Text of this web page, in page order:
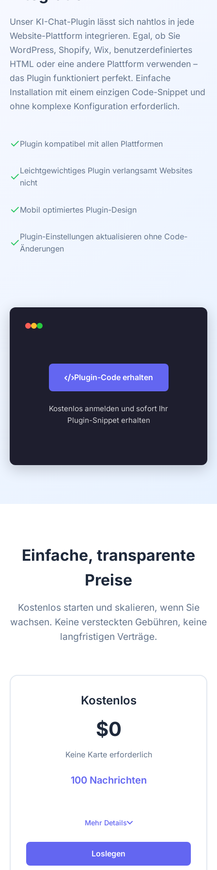
Unser KI-Chat-Plugin lässt sich nahtlos in jede
Website-Plattform integrieren. Egal, ob Sie
WordPress, Shopify, Wix, benutzerdefiniertes
HTML oder eine andere Plattform verwenden –
das Plugin funktioniert perfekt. Einfache
Installation mit einem einzigen Code-Snippet und
ohne komplexe Konfiguration erforderlich.
✓Plugin kompatibel mit allen Plattformen
✓Leichtgewichtiges Plugin verlangsamt Websites
nicht
✓Mobil optimiertes Plugin-Design
✓Plugin-Einstellungen aktualisieren ohne Code-
Änderungen
Plugin-Code erhalten
Kostenlos anmelden und sofort Ihr
Plugin-Snippet erhalten
Einfache, transparente
Preise
Kostenlos starten und skalieren, wenn Sie
wachsen. Keine versteckten Gebühren, keine
langfristigen Verträge.
Kostenlos
$0
Keine Karte erforderlich
100 Nachrichten
Mehr Details
100 Nachrichten pro Monat
Loslegen